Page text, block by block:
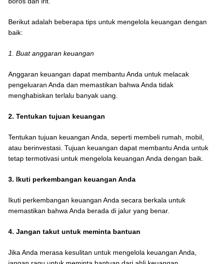
Berikut adalah beberapa tips untuk mengelola keuangan dengan
baik:
1. Buat anggaran keuangan
Anggaran keuangan dapat membantu Anda untuk melacak
pengeluaran Anda dan memastikan bahwa Anda tidak
menghabiskan terlalu banyak uang.
2. Tentukan tujuan keuangan
Tentukan tujuan keuangan Anda, seperti membeli rumah, mobil,
atau berinvestasi. Tujuan keuangan dapat membantu Anda untuk
tetap termotivasi untuk mengelola keuangan Anda dengan baik.
3. Ikuti perkembangan keuangan Anda
Ikuti perkembangan keuangan Anda secara berkala untuk
memastikan bahwa Anda berada di jalur yang benar.
4. Jangan takut untuk meminta bantuan
Jika Anda merasa kesulitan untuk mengelola keuangan Anda,